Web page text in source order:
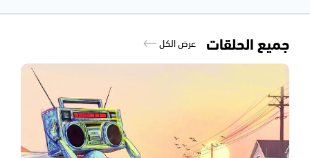
جميع الحلقات عرض الكل